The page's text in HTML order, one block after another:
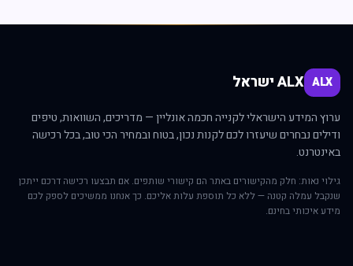
ALX ALX ישראל
ערוץ המידע הישראלי לקנייה חכמה אונליין — מדריכים, השוואות, טיפים
ודילים נבחרים שיעזרו לכם לקנות נכון, בטוח ובמחיר הכי טוב, בכל רכישה
באינטרנט.
גילוי נאות: חלק מהקישורים באתר הם קישורי שותפים. אם תבצעו רכישה דרכם ייתכן
שנקבל עמלה קטנה — ללא כל תוספת עלות אליכם. כך אנחנו ממשיכים לספק לכם
מידע איכותי בחינם.